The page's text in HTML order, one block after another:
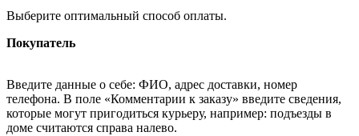
Выберите оптимальный способ оплаты.
Покупатель
Введите данные о себе: ФИО, адрес доставки, номер
телефона. В поле «Комментарии к заказу» введите сведения,
которые могут пригодиться курьеру, например: подъезды в
доме считаются справа налево.